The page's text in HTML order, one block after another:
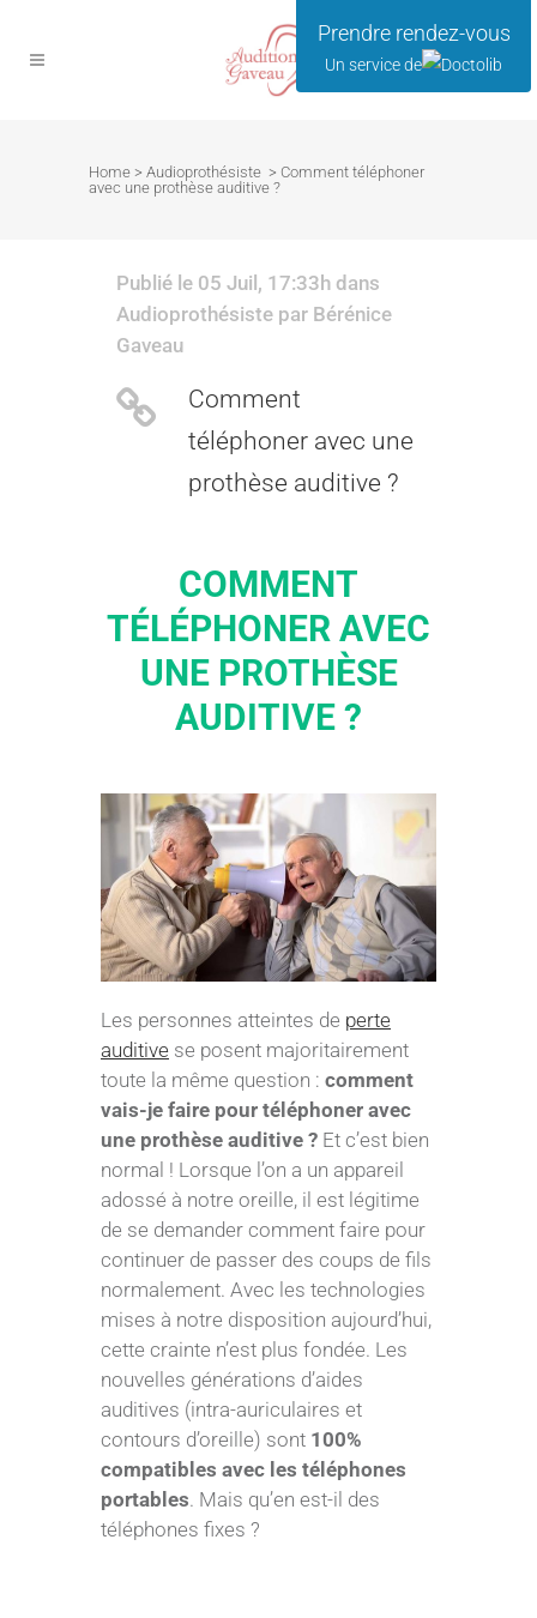
Prendre rendez-vous
Un service de
Home > Audioprothésiste > Comment téléphoner
avec une prothèse auditive ?
Publié le 05 Juil, 17:33h dans
Audioprothésiste par Bérénice
Gaveau
Comment
téléphoner avec une
prothèse auditive ?
COMMENT
TÉLÉPHONER AVEC
UNE PROTHÈSE
AUDITIVE ?
Les personnes atteintes de perte
auditive se posent majoritairement
toute la même question : comment
vais-je faire pour téléphoner avec
une prothèse auditive ? Et c’est bien
normal ! Lorsque l’on a un appareil
adossé à notre oreille, il est légitime
de se demander comment faire pour
continuer de passer des coups de fils
normalement. Avec les technologies
mises à notre disposition aujourd’hui,
cette crainte n’est plus fondée. Les
nouvelles générations d’aides
auditives (intra-auriculaires et
contours d’oreille) sont 100%
compatibles avec les téléphones
portables. Mais qu’en est-il des
téléphones fixes ?